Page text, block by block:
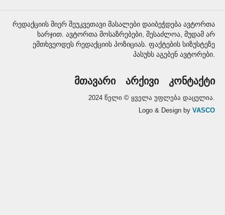
რედაქციის მიერ შეუკვეთავი მასალები დაიბეჭდება ავტორთა
ხარჯით. ავტორთა მოსაზრებები, შესაძლოა, მუდამ არ
ემთხვეოდეს რედაქციის პოზიციას. ფაქტების სიზუსტეზე
პასუხს აგებენ ავტორები.
მთავარი არქივი კონტაქტი
2024 წელი © ყველა უფლება დაცულია.
Logo & Design by VASCO